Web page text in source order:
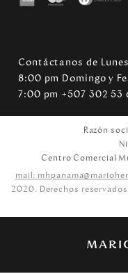
Contáctanos de
8:00 pm Domingo y
7:00 pm +507 302
Razón
Centro Comercial
mail:
2020. Derechos